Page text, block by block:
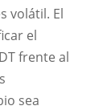
volátil. El
el
frente al
sea